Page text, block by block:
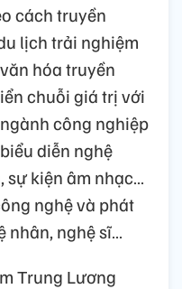
cách truyền
lịch trải nghiệm
hóa truyền
chuỗi giá trị với
công nghiệp
diễn nghệ
sự kiện âm nhạc…
nghệ và phát
nhân, nghệ sĩ…
Trung Lương